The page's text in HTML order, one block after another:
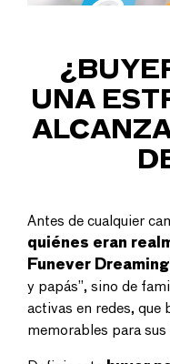
UNA
Antes de cualquier
quiénes eran
Funever Dreaming
y papás”, sino de
activas en redes, que
memorables para sus